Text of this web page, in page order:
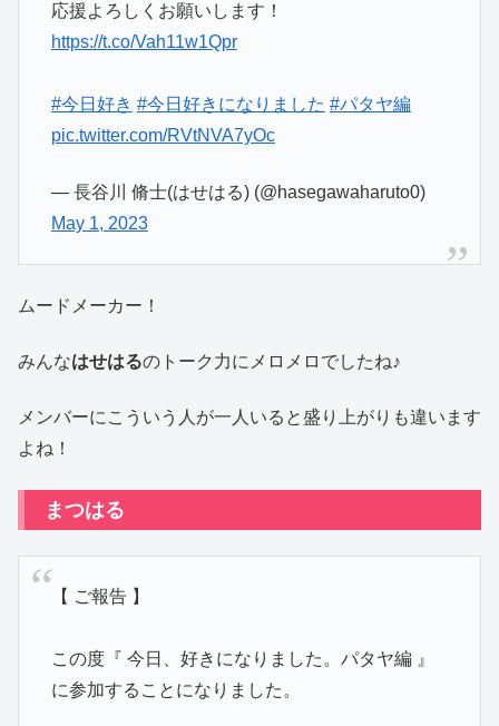
応援よろしくお願いします！
https://t.co/Vah11w1Qpr
#今日好き #今日好きになりました #パタヤ編
pic.twitter.com/RVtNVA7yOc
— 長谷川 脩士(はせはる) (@hasegawaharuto0)
May 1, 2023
ムードメーカー！
みんなはせはるのトーク力にメロメロでしたね♪
メンバーにこういう人が一人いると盛り上がりも違います
よね！
まつはる
【 ご報告 】
この度『 今日、好きになりました。パタヤ編 』
に参加することになりました。